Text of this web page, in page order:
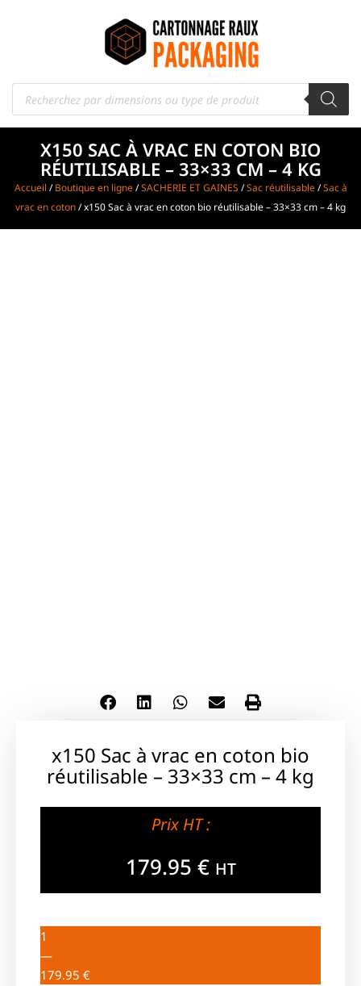
X150 SAC À VRAC EN COTON BIO
RÉUTILISABLE – 33×33 CM – 4 KG
Accueil /Boutique en ligne/SACHERIE ET GAINES /Sac réutilisable/Sac à
vrac en coton/ x150 Sac à vrac en coton bio réutilisable – 33×33 cm – 4 kg
x150 Sac à vrac en coton bio
réutilisable – 33×33 cm – 4 kg
Prix HT :
179.95 € HT
1
—
179.95 €